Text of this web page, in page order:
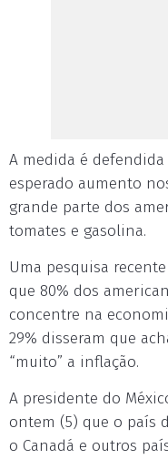
A medida é
esperado aumento
grande parte dos
tomates e gasolina.
Uma pesquisa
que 80% dos
concentre na
29% disseram que
“muito” a inflação.
A presidente do
ontem (5) que o país
o Canadá e outros